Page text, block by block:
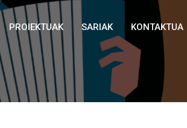
PROIEKTUAK SARIAK KONTAKTUA